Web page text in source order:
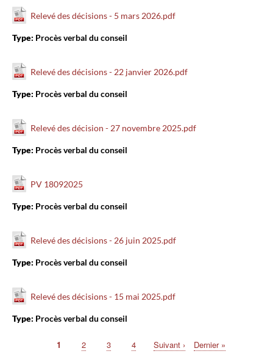
Relevé des décisions - 5 mars 2026.pdf
Type: Procès verbal du conseil
Relevé des décisions - 22 janvier 2026.pdf
Type: Procès verbal du conseil
Relevé des décision - 27 novembre 2025.pdf
Type: Procès verbal du conseil
PV 18092025
Type: Procès verbal du conseil
Relevé des décisions - 26 juin 2025.pdf
Type: Procès verbal du conseil
Relevé des décisions - 15 mai 2025.pdf
Type: Procès verbal du conseil
Page
1 Page
2 Page
3 Page
4
Page
Suivant ›
Dernière
Dernier »